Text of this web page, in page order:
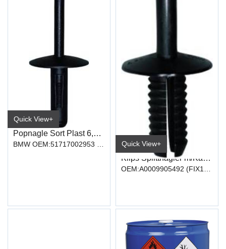
Quick View+
Popnagle Sort Plast 6,0X19,3mm (FIX213)
BMW OEM:51717002953 (20/100) Quick View+
Klips Splittnagler m/Kappe KST 6,5 X 15
OEM:A0009905492 (FIX107 FIX111)